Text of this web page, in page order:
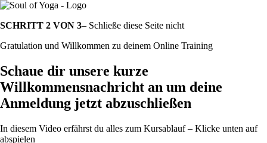
SCHRITT 2 VON 3– Schließe diese Seite nicht
Gratulation und Willkommen zu deinem Online Training
Schaue dir unsere kurze
Willkommensnachricht an um deine
Anmeldung jetzt abzuschließen
In diesem Video erfährst du alles zum Kursablauf – Klicke unten auf
abspielen